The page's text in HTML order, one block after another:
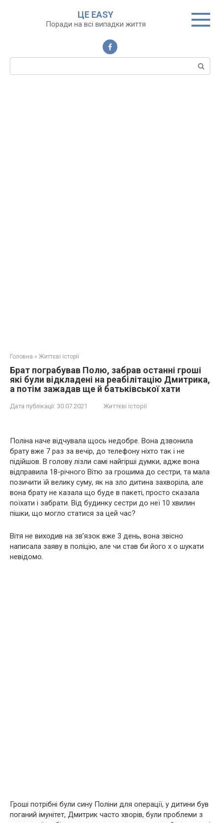
ЦЕ EASY
Поради на всі випадки життя
Пошук:
Головна » Життєві історії
Брат пограбував Полю, забрав останні гроші
які були відкладені на реабілітацію Дмитрика,
а потім зажадав ще й батьківської хати
Дата публікації: 30.07.2021 Життєві історії
Поліна наче відчувала щось недобре. Вона дзвонила
брату вже 7 раз за вечір, до телефону ніхто так і не
підійшов. В голову лізли самі найгірші думки, адже вона
відправила 18-річного Вітю за грошима до сестри, та мала
позичити їй велику суму, як на зло дитина захворіла, але
вона брату не казала що буде в пакеті, просто сказала
поїхати і забрати. Від будинку сестри до неї 10 хвилин
пішки, що могло статися за цей час?
Вітя не виходив на зв’язок вже 3 день, вона звісно
написала заяву в поліцію, але чи став би його х о шукати
невідомо.
Гроші потрібні були сину Поліни для операції, у дитини був
поганий імунітет, Дмитрик часто хворів, були проблеми з